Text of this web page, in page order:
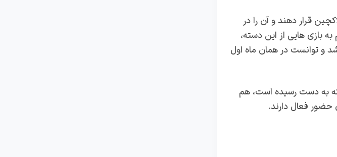
قرار دهند و آن را در
بازی هایی از این دسته،
و توانست در همان ماه اول
طبق آخرین آماری که به دست رسیده است، هم